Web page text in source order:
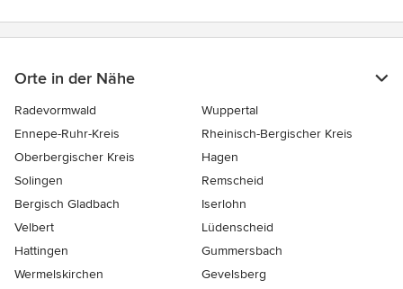
Orte in der Nähe
Radevormwald
Wuppertal
Ennepe-Ruhr-Kreis
Rheinisch-Bergischer Kreis
Oberbergischer Kreis
Hagen
Solingen
Remscheid
Bergisch Gladbach
Iserlohn
Velbert
Lüdenscheid
Hattingen
Gummersbach
Wermelskirchen
Gevelsberg